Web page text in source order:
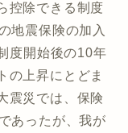
控除できる制度
地震保険の加入
度開始後の10年
の上昇にとどま
震災では、保険
あったが、我が